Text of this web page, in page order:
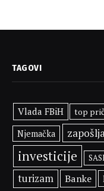
TAGOVI
Vlada FBiH top
Njemačka
investicije
turizam Banke